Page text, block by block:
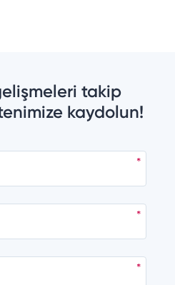
takip
kaydolun!